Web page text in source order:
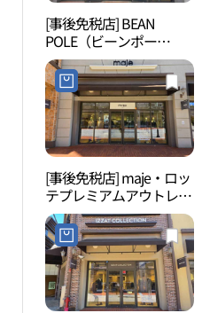
[事後免税店] BEAN
POLE（ビーンポー
ル）・ロッテプレミアム
アウトレットキフン（器
興）店(빈폴아울렛 롯데
프리미엄아울렛 기흥점)
[事後免税店] maje・ロッ
テプレミアムアウトレッ
トキフン（器興）店(마
쥬 롯데프리미엄아울렛
기흥점)